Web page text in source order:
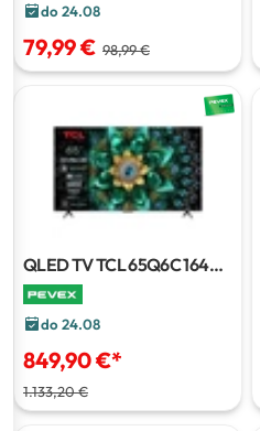
do 24.08
79,99 € 98,99 €
QLED TV TCL 65Q6C164
cm
do 24.08
849,90 €*
1.133,20 €